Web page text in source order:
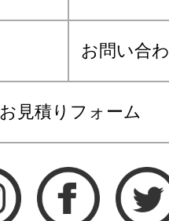
お問い合
お見積りフォーム